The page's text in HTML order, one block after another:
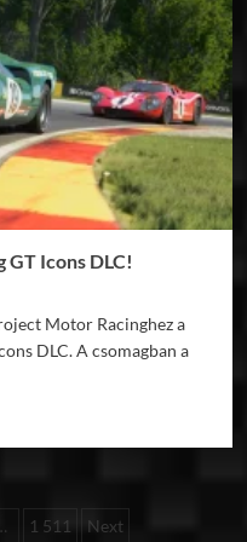
Icons DLC!
Motor Racinghez a
DLC. A csomagban a
1 511 Next